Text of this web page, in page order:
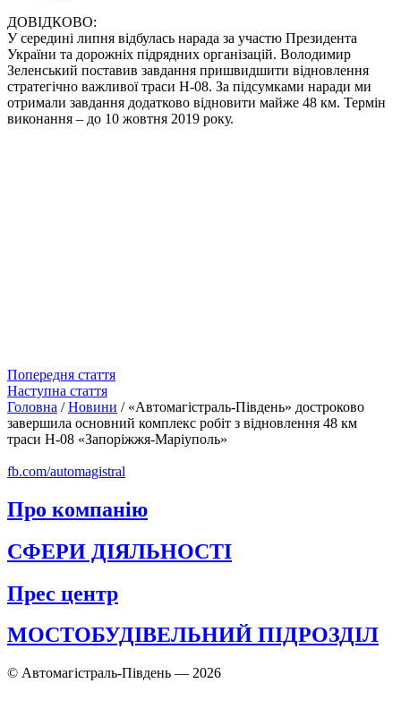
ДОВІДКОВО:
У середині липня відбулась нарада за участю Президента
України та дорожніх підрядних організацій. Володимир
Зеленський поставив завдання пришвидшити відновлення
стратегічно важливої траси Н-08. За підсумками наради ми
отримали завдання додатково відновити майже 48 км. Термін
виконання – до 10 жовтня 2019 року.
Попередня стаття
Наступна стаття
Головна / Новини / «Автомагістраль-Південь» достроково
завершила основний комплекс робіт з відновлення 48 км
траси Н-08 «Запоріжжя-Маріуполь»
fb.com/automagistral
Про компанію
СФЕРИ ДІЯЛЬНОСТІ
Прес центр
МОСТОБУДІВЕЛЬНИЙ ПІДРОЗДІЛ
© Автомагістраль-Південь — 2026